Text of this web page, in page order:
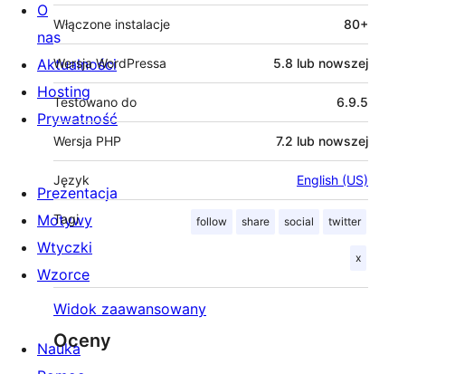
Włączone instalacje 80+
Wersja WordPressa 5.8 lub nowszej
Testowano do 6.9.5
Wersja PHP 7.2 lub nowszej
Język English (US)
Tagi follow share social twitter
x
Widok zaawansowany
Oceny
O
nas
Aktualności
Hosting
Prywatność
Prezentacja
Motywy
Wtyczki
Wzorce
Nauka